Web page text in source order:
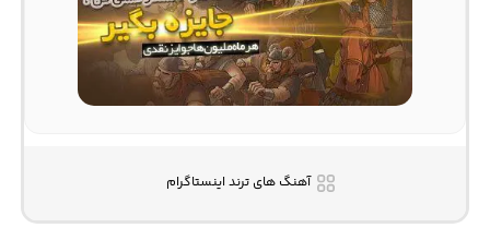
آهنگ های ترند اینستاگرام